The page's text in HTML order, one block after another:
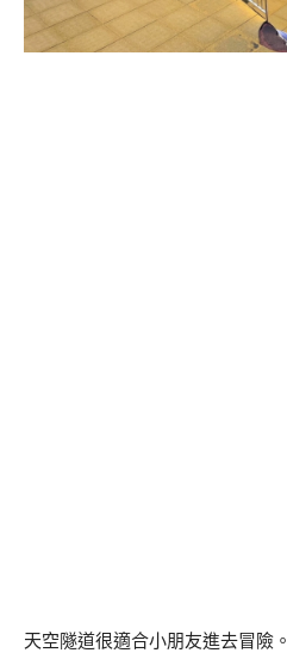
天空隧道很適合小朋友進去冒險。